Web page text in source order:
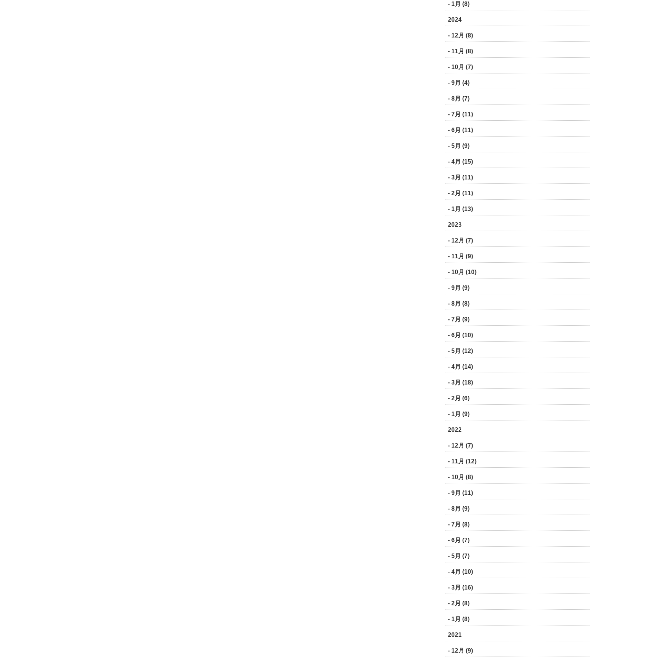
- 1月 (8)
2024
- 12月 (8)
- 11月 (8)
- 10月 (7)
- 9月 (4)
- 8月 (7)
- 7月 (11)
- 6月 (11)
- 5月 (9)
- 4月 (15)
- 3月 (11)
- 2月 (11)
- 1月 (13)
2023
- 12月 (7)
- 11月 (9)
- 10月 (10)
- 9月 (9)
- 8月 (8)
- 7月 (9)
- 6月 (10)
- 5月 (12)
- 4月 (14)
- 3月 (18)
- 2月 (6)
- 1月 (9)
2022
- 12月 (7)
- 11月 (12)
- 10月 (8)
- 9月 (11)
- 8月 (9)
- 7月 (8)
- 6月 (7)
- 5月 (7)
- 4月 (10)
- 3月 (16)
- 2月 (8)
- 1月 (8)
2021
- 12月 (9)